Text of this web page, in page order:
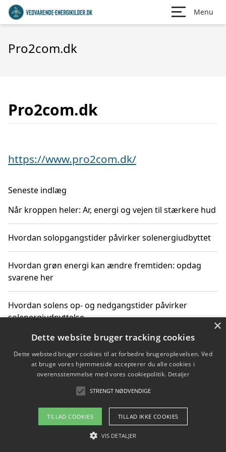
Menu
Pro2com.dk
Pro2com.dk
https://www.pro2com.dk/
Seneste indlæg
Når kroppen heler: Ar, energi og vejen til stærkere hud
Hvordan solopgangstider påvirker solenergiudbyttet
Hvordan grøn energi kan ændre fremtiden: opdag
svarene her
Hvordan solens op- og nedgangstider påvirker
solenergiudnyttelse
Hvordan du får svar på energispørgsmål om
vedvarende energikilder
Om / kontakt
Blog Betingelser
×
Dette website bruger tracking cookies
Dette websted bruger cookies til at forbedre brugeroplevelsen. Ved
at bruge vores hjemmeside accepterer du alle cookies i
overensstemmelse med vores cookiepolitik. Detaljer
STRENGT NØDVENDIGE
TILLAD COOKIES TILLAD IKKE COOKIES
VIS DETALJER